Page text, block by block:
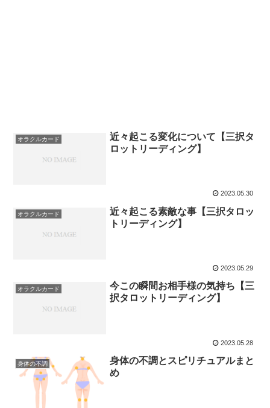
オラクルカード
近々起こる変化について【三択タ
ロットリーディング】
2023.05.30
オラクルカード
近々起こる素敵な事【三択タロッ
トリーディング】
2023.05.29
オラクルカード
今この瞬間お相手様の気持ち【三
択タロットリーディング】
2023.05.28
身体の不調
身体の不調とスピリチュアルまと
め